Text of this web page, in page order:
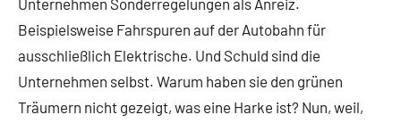
Unternehmen Sonderregelungen als Anreiz.
Beispielsweise Fahrspuren auf der Autobahn für
ausschließlich Elektrische. Und Schuld sind die
Unternehmen selbst. Warum haben sie den grünen
Träumern nicht gezeigt, was eine Harke ist? Nun, weil,